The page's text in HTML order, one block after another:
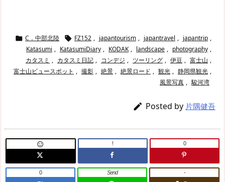
 C．中部北陸  FZ152 , japantourism , japantravel , japantrip ,
Katasumi , KatasumiDiary , KODAK , landscape , photography ,
カタスミ , カタスミ日記 , コンデジ , ツーリング , 伊豆 , 富士山 ,
富士山ビュースポット , 撮影 , 絶景 , 絶景ロード , 観光 , 静岡県観光 ,
風景写真 , 駿河湾
 Posted by 片隅健吾
 ! 0
0 Send -